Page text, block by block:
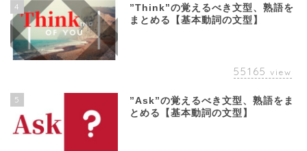
4
”Think”の覚えるべき文型、熟語を
まとめる【基本動詞の文型】
55165 view
5
”Ask”の覚えるべき文型、熟語をま
とめる【基本動詞の文型】